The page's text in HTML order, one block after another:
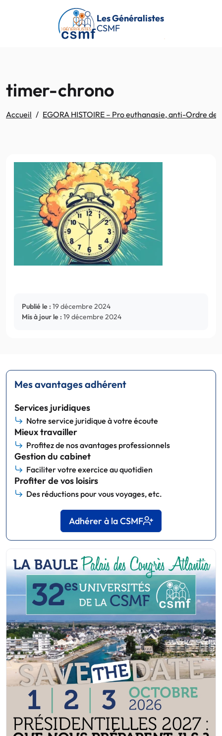
Passer au contenu principal
Les Généralistes
CSMF
timer-chrono
Accueil EGORA HISTOIRE – Pro euthanasie, anti-Ordre
Publié le : 19 décembre 2024
Mis à jour le : 19 décembre 2024
Mes avantages adhérent
Services juridiques
Notre service juridique à votre écoute
Mieux travailler
Profitez de nos avantages professionnels
Gestion du cabinet
Faciliter votre exercice au quotidien
Profiter de vos loisirs
Des réductions pour vous voyages, etc.
Adhérer à la CSMF